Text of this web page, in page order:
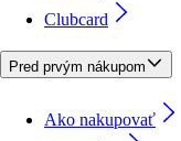
Clubcard
Pred prvým nákupom
Ako nakupovať